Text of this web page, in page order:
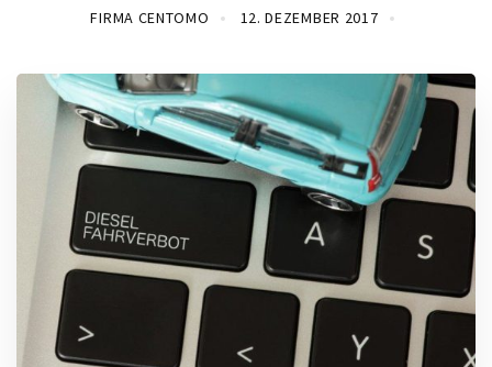
FIRMA CENTOMO 12. DEZEMBER 2017